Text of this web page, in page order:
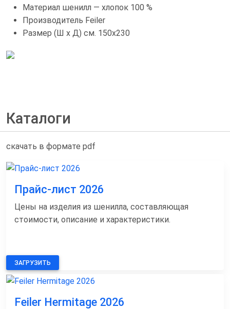
Материал шенилл — хлопок 100 %
Производитель Feiler
Размер (Ш х Д) см. 150x230
Каталоги
скачать в формате pdf
Прайс-лист 2026
Цены на изделия из шенилла, составляющая
стоимости, описание и характеристики.
ЗАГРУЗИТЬ
Feiler Hermitage 2026